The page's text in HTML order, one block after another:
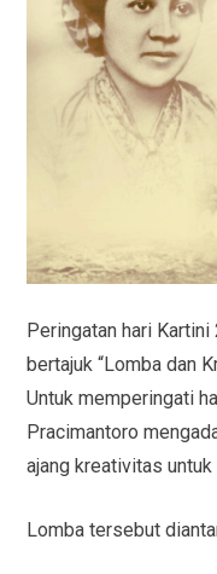
Peringatan hari
bertajuk “Lomba dan
Untuk memperingati
Pracimantoro
ajang kreativitas
Lomba tersebut